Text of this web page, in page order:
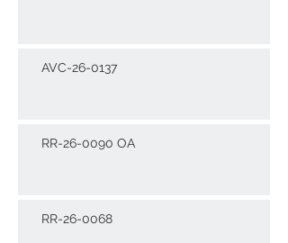
AVC-26-0137
RR-26-0090 OA
RR-26-0068